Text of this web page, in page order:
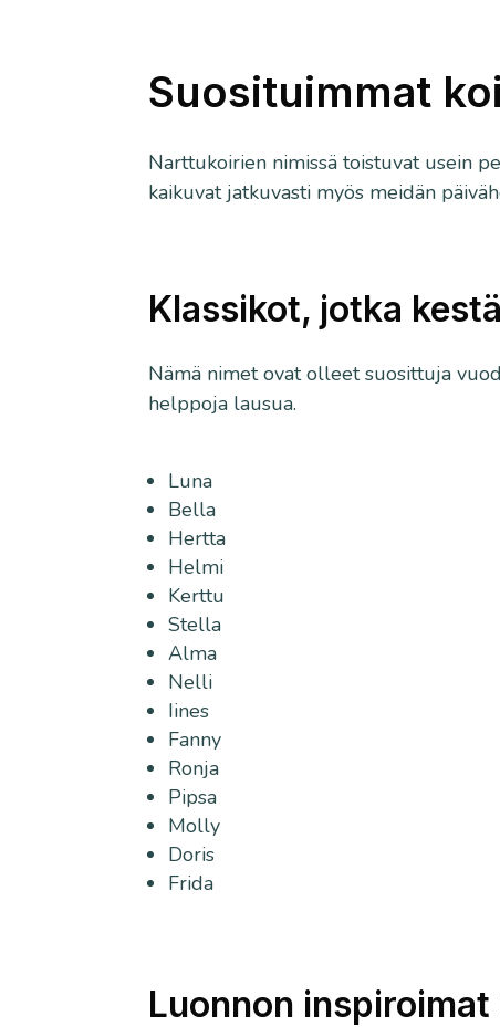
Suosituimmat
Narttukoirien nimissä toistuvat usein
kaikuvat jatkuvasti myös meidän
Klassikot, jotka
Nämä nimet ovat olleet suosittuja
helppoja lausua.
Luna
Bella
Hertta
Helmi
Kerttu
Stella
Alma
Nelli
Iines
Fanny
Ronja
Pipsa
Molly
Doris
Frida
Luonnon inspiroimat